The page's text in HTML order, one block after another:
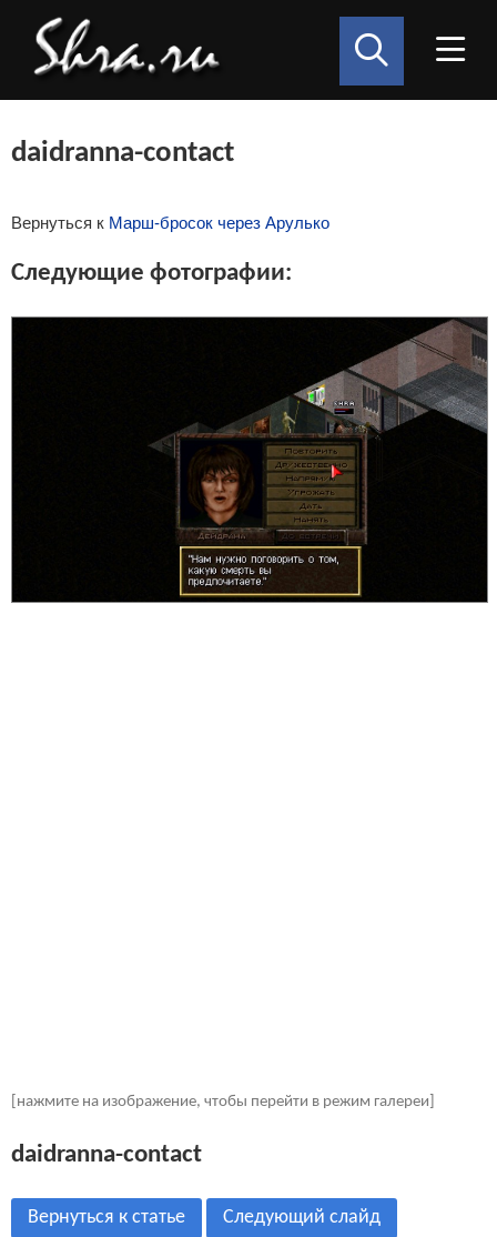
daidranna-contact
Вернуться к Марш-бросок через Арулько
Следующие фотографии:
[нажмите на изображение, чтобы перейти в режим галереи]
daidranna-contact
Вернуться к статье Следующий слайд